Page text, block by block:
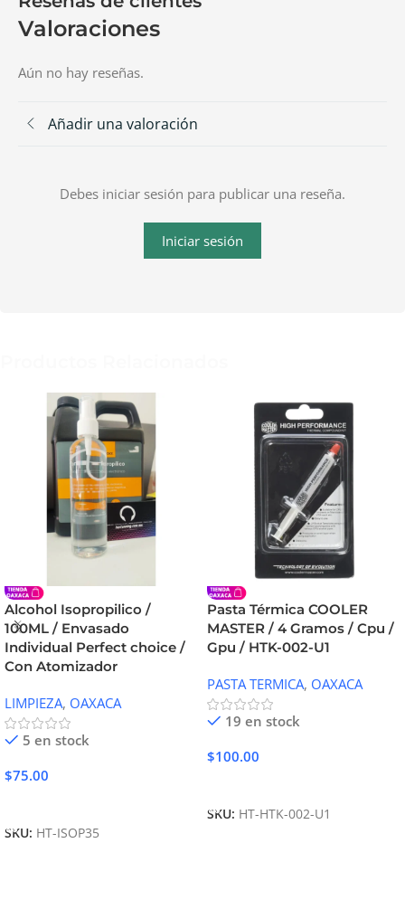
Valoraciones
Aún no hay reseñas.
Añadir una valoración
Debes iniciar sesión para publicar una reseña.
Iniciar sesión
Alcohol Isopropilico /
100ML / Envasado
Individual Perfect choice /
Con Atomizador
LIMPIEZA, OAXACA
5 en stock
$75.00
SKU: HT-ISOP35
Pasta Térmica COOLER
MASTER / 4 Gramos / Cpu /
Gpu / HTK-002-U1
PASTA TERMICA, OAXACA
19 en stock
$100.00
SKU: HT-HTK-002-U1